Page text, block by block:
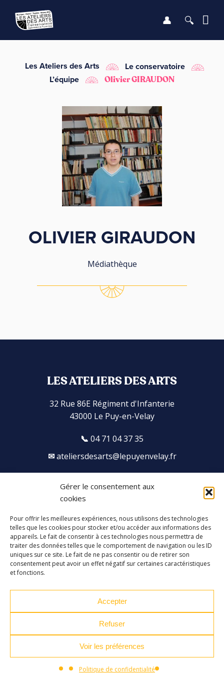
Gérer le consentement aux
cookies
Pour offrir les meilleures expériences, nous utilisons des technologies
telles que les cookies pour stocker et/ou accéder aux informations des
appareils. Le fait de consentir à ces technologies nous permettra de
traiter des données telles que le comportement de navigation ou les ID
uniques sur ce site. Le fait de ne pas consentir ou de retirer son
consentement peut avoir un effet négatif sur certaines caractéristiques
et fonctions.
Accepter
Refuser
Voir les préférences
Politique de confidentialité
LE CONSERVATOIRE
LES ENSEIGNEMENTS
INFOS PRATIQUES
Se
Les Ateliers des Arts
Le conservatoire
L’équipe
Olivier GIRAUDON
OLIVIER GIRAUDON
Médiathèque
LES ATELIERS DES ARTS
32 Rue 86E Régiment d'Infanterie
43000 Le Puy-en-Velay
04 71 04 37 35
ateliersdesarts@lepuyenvelay.fr
S'inscrire à la newsletter